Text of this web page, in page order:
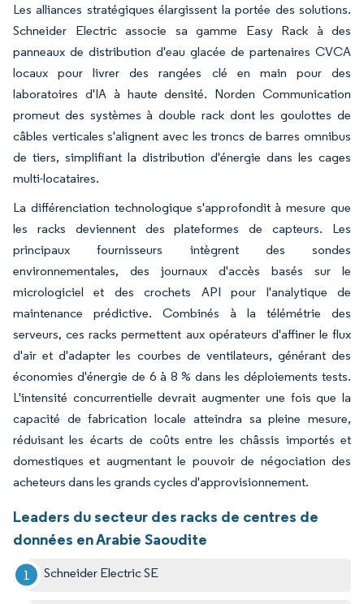
Les alliances stratégiques élargissent la portée des solutions.
Schneider Electric associe sa gamme Easy Rack à des
panneaux de distribution d'eau glacée de partenaires CVCA
locaux pour livrer des rangées clé en main pour des
laboratoires d'IA à haute densité. Norden Communication
promeut des systèmes à double rack dont les goulottes de
câbles verticales s'alignent avec les troncs de barres omnibus
de tiers, simplifiant la distribution d'énergie dans les cages
multi-locataires.
La différenciation technologique s'approfondit à mesure que
les racks deviennent des plateformes de capteurs. Les
principaux fournisseurs intègrent des sondes
environnementales, des journaux d'accès basés sur le
micrologiciel et des crochets API pour l'analytique de
maintenance prédictive. Combinés à la télémétrie des
serveurs, ces racks permettent aux opérateurs d'affiner le flux
d'air et d'adapter les courbes de ventilateurs, générant des
économies d'énergie de 6 à 8 % dans les déploiements tests.
L'intensité concurrentielle devrait augmenter une fois que la
capacité de fabrication locale atteindra sa pleine mesure,
réduisant les écarts de coûts entre les châssis importés et
domestiques et augmentant le pouvoir de négociation des
acheteurs dans les grands cycles d'approvisionnement.
Leaders du secteur des racks de centres de
données en Arabie Saoudite
Schneider Electric SE